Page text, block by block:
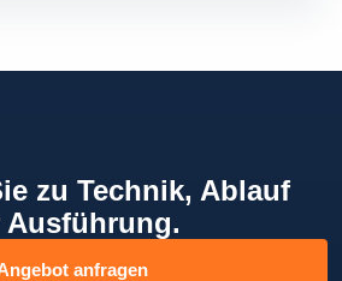
zu Technik, Ablauf
Ausführung.
anfragen